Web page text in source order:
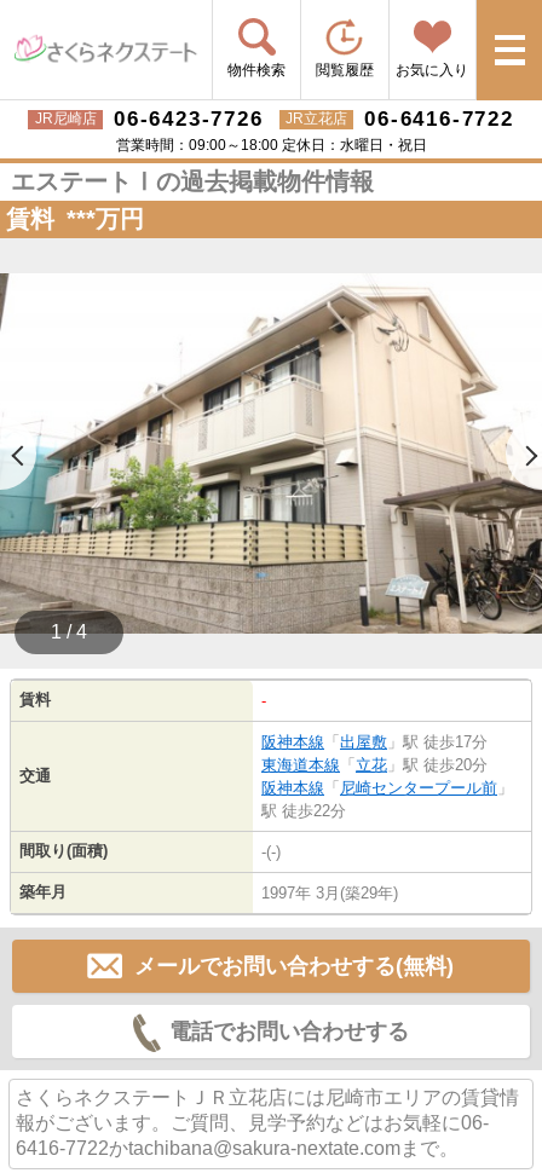
物件検索 閲覧履歴 お気に入り
JR尼崎店 06-6423-7726 JR立花店 06-6416-7722
営業時間：09:00～18:00 定休日：水曜日・祝日
エステートⅠの過去掲載物件情報
賃料 ***万円
1 / 4
賃料 -
交通
阪神本線 「 出屋敷 」駅 徒歩17分
東海道本線 「 立花 」駅 徒歩20分
阪神本線 「 尼崎センタープール前 」
駅 徒歩22分
間取り(面積) -(-)
築年月 1997年 3月(築29年)
メールでお問い合わせする(無料)
電話でお問い合わせする
さくらネクステートＪＲ立花店には尼崎市エリアの賃貸情
報がございます。ご質問、見学予約などはお気軽に06-
6416-7722かtachibana@sakura-nextate.comまで。